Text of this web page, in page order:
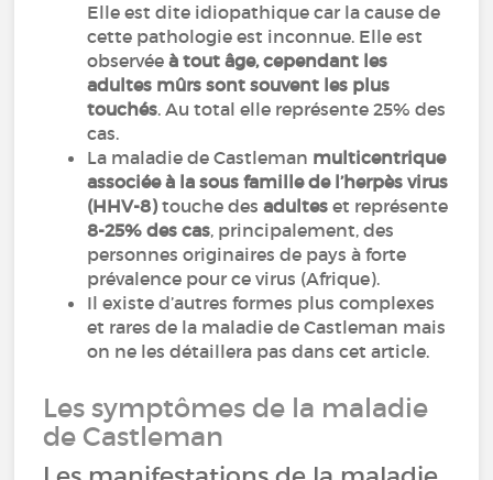
Elle est dite idiopathique car la cause de
cette pathologie est inconnue. Elle est
observéeà tout âge, cependant les
adultes mûrs sont souvent les plus
touchés. Au total elle représente 25% des
cas.
La maladie de Castleman multicentrique
associée à la sous famille de l’herpès virus
(HHV-8)touche desadultes et représente
8-25% des cas, principalement, des
personnes originaires de pays à forte
prévalence pour ce virus (Afrique).
Il existe d’autres formes plus complexes
et rares de la maladie de Castleman mais
on ne les détaillera pas dans cet article.
Les symptômes de la maladie
de Castleman